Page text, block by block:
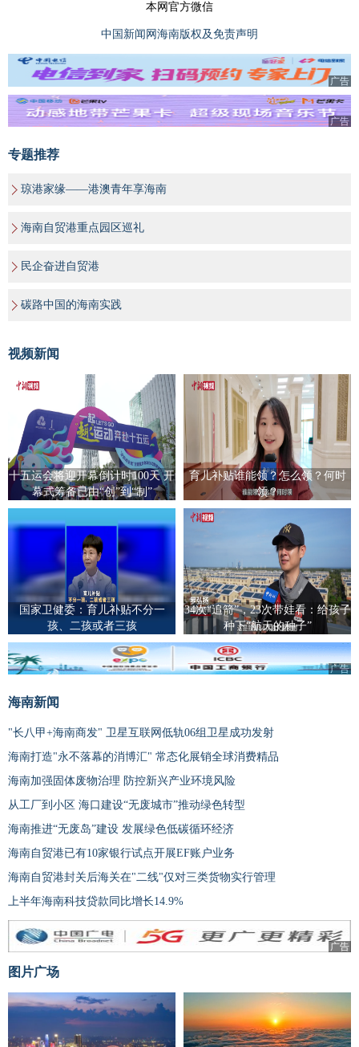
本网官方微信
中国新闻网海南版权及免责声明
广告
广告
专题推荐
琼港家缘——港澳青年享海南
海南自贸港重点园区巡礼
民企奋进自贸港
碳路中国的海南实践
视频新闻
十五运会将迎开幕倒计时100天 开
幕式筹备已由“创”到“制”
育儿补贴谁能领？怎么领？何时
领？
国家卫健委：育儿补贴不分一
孩、二孩或者三孩
34次“追箭”，23次带娃看：给孩子
种下“航天的种子”
广告
海南新闻
"长八甲+海南商发" 卫星互联网低轨06组卫星成功发射
海南打造"永不落幕的消博汇" 常态化展销全球消费精品
海南加强固体废物治理 防控新兴产业环境风险
从工厂到小区 海口建设“无废城市”推动绿色转型
海南推进“无废岛”建设 发展绿色低碳循环经济
海南自贸港已有10家银行试点开展EF账户业务
海南自贸港封关后海关在"二线"仅对三类货物实行管理
上半年海南科技贷款同比增长14.9%
广告
图片广场